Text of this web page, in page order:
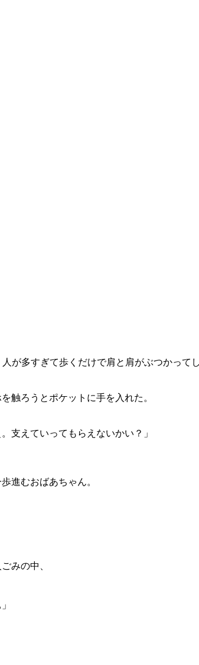
が多すぎて歩くだけで肩と肩がぶつかっ
触ろうとポケットに手を入れた。
支えていってもらえないかい？」
進むおばあちゃん。
みの中、